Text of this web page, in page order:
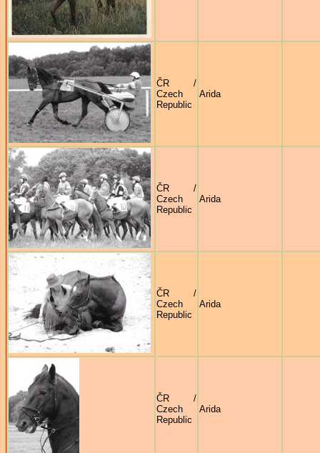
ČR /
Czech
Republic
Arida
ČR /
Czech
Republic
Arida
ČR /
Czech
Republic
Arida
ČR /
Czech
Republic
Arida